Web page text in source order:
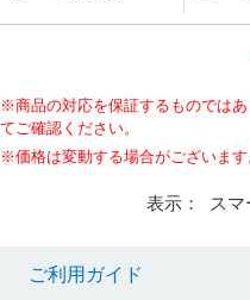
※商品の対応を保証するものでは
てご確認ください。
※価格は変動する場合がございます
表示： スマ
ご利用ガイド